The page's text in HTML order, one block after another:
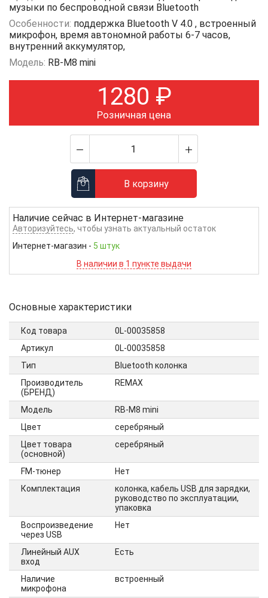
музыки по беспроводной связи Bluetooth
Особенности: поддержка Bluetooth V 4.0 , встроенный
микрофон, время автономной работы 6-7 часов,
внутренний аккумулятор,
Модель: RB-M8 mini
1280 ₽
Розничная цена
В корзину
Наличие сейчас в Интернет-магазине
Авторизуйтесь, чтобы узнать актуальный остаток
Интернет-магазин - 5 штук
В наличии в 1 пункте выдачи
Основные характеристики
Код товара
0L-00035858
Артикул
0L-00035858
Тип
Bluetooth колонка
Производитель
(БРЕНД)
REMAX
Модель
RB-M8 mini
Цвет
серебряный
Цвет товара
(основной)
серебряный
FM-тюнер
Нет
Комплектация
колонка, кабель USB для зарядки,
руководство по эксплуатации,
упаковка
Воспроизведение
через USB
Нет
Линейный AUX
вход
Есть
Наличие
микрофона
встроенный